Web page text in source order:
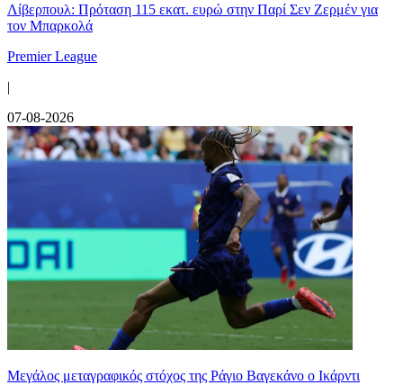
Λίβερπουλ: Πρόταση 115 εκατ. ευρώ στην Παρί Σεν Ζερμέν για
τον Μπαρκολά
Premier League
|
07-08-2026
Μεγάλος μεταγραφικός στόχος της Ράγιο Βαγεκάνο ο Ικάρντι